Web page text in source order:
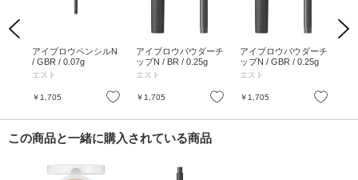
Previous
お気に入り
アイブロウペンシルN
/ GBR / 0.07g
エスト
￥1,705 お気に入り
アイブロウパウダーチ
ップN / BR / 0.25g
エスト
￥1,705 お気に入り
アイブロウパウダーチ
ップN / GBR / 0.25g
エスト
￥1,705
Next
この商品と一緒に購入されている商品